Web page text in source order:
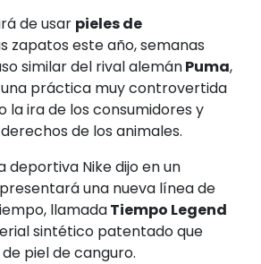
de usar pieles de
zapatos este año, semanas
similar del rival alemánPuma,
práctica muy controvertida
la ira de los consumidores y
de los animales.
deportiva Nike dijo en un
una nueva línea de
llamadaTiempo Legend
sintético patentado que
piel de canguro.